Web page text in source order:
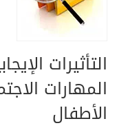
التأثيرات
المهارات
الأطفال